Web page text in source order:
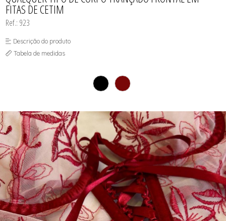
FITAS DE CETIM
Ref.: 923
Descrição do produto
Tabela de medidas